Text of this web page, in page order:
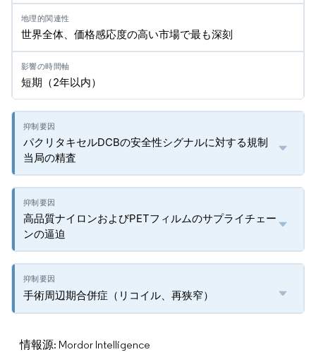
世界全体、価格感応度の高い市場で最も深刻
短期（2年以内）
パクリタキセルDCBの安全性シグナルに対する規制
当局の精査
高品質ナイロンおよびPETフィルムのサプライチェー
ンの逼迫
手術周辺期合併症（リコイル、再狭窄）
情報源: Mordor Intelligence